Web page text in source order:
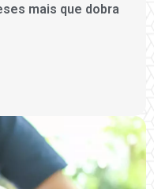
mais que dobra